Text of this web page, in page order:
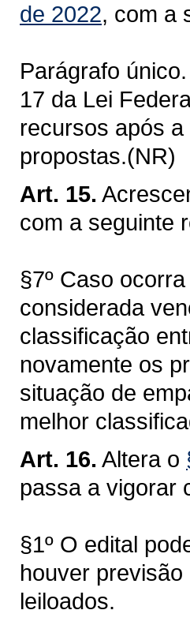
de 2022, com a
Parágrafo
17 da Lei
recursos após
propostas.(NR)
Art. 15.
com a seguinte
§7º Caso
considerada
classificação
novamente os
situação de
melhor
Art. 16. Altera o
passa a vigorar
§1º O edital
houver
leiloados.